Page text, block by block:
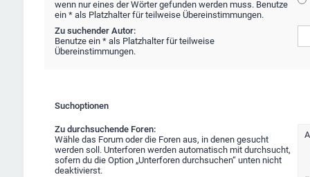
wenn nur eines der Wörter gefunden werden muss. Benutze
ein * als Platzhalter für teilweise Übereinstimmungen.
Zu suchender Autor:
Benutze ein * als Platzhalter für teilweise
Übereinstimmungen.
Suchoptionen
Zu durchsuchende Foren:
Wähle das Forum oder die Foren aus, in denen gesucht
werden soll. Unterforen werden automatisch mit durchsucht,
sofern du die Option „Unterforen durchsuchen“ unten nicht
deaktivierst.